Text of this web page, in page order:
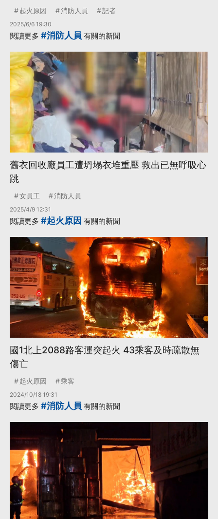
起火原因 消防人員 記者
2025/6/6 19:30
閱讀更多 #消防人員 有關的新聞
舊衣回收廠員工遭坍塌衣堆重壓 救出已無呼吸心
跳
女員工 消防人員
2025/4/9 12:31
閱讀更多 #起火原因 有關的新聞
國1北上2088路客運突起火 43乘客及時疏散無
傷亡
起火原因 乘客
2024/10/18 19:31
閱讀更多 #消防人員 有關的新聞